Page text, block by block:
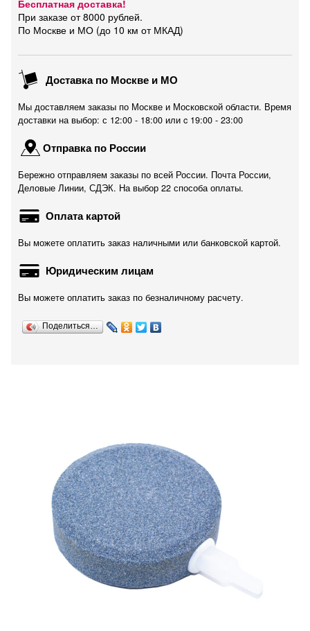
Бесплатная доставка!
При заказе от 8000 рублей.
По Москве и МО (до 10 км от МКАД)
Доставка по Москве и МО
Мы доставляем заказы по Москве и Московской области. Время
доставки на выбор: с 12:00 - 18:00 или c 19:00 - 23:00
Отправка по России
Бережно отправляем заказы по всей России. Почта России,
Деловые Линии, СДЭК. На выбор 22 способа оплаты.
Оплата картой
Вы можете оплатить заказ наличными или банковской картой.
Юридическим лицам
Вы можете оплатить заказ по безналичному расчету.
Поделиться…